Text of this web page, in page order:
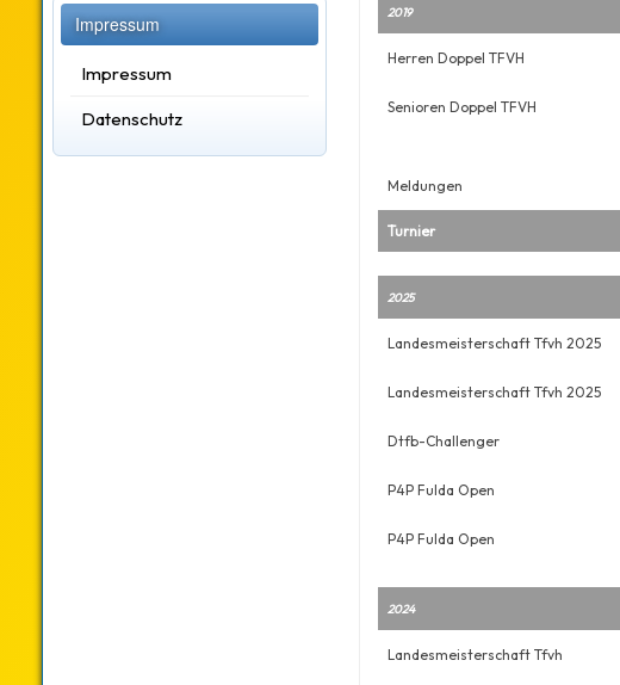
Impressum
Impressum
Datenschutz
2019
Herren Doppel TFVH
Senioren Doppel TFVH
Meldungen
Turnier
2025
Landesmeisterschaft Tfvh 2025
Landesmeisterschaft Tfvh 2025
Dtfb-Challenger
P4P Fulda Open
P4P Fulda Open
2024
Landesmeisterschaft Tfvh